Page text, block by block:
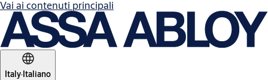
Vai ai contenuti principali
Italy·Italiano